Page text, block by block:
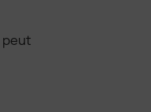
peut